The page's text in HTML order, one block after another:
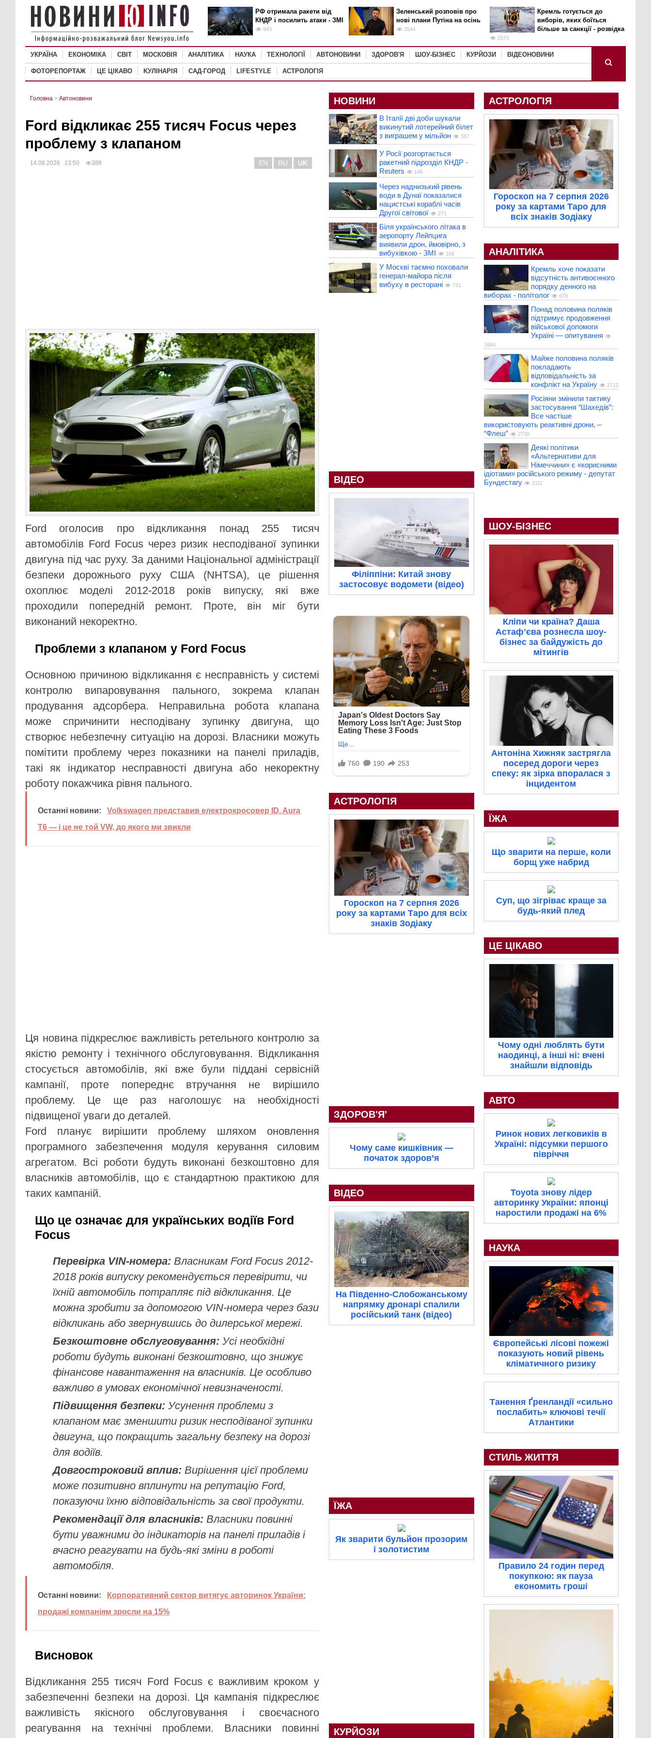
РФ отримала ракети від
КНДР і посилить атаки - ЗМІ
943
Зеленський розповів про
нові плани Путіна на осінь
2544
Кремль готується до
виборів, яких боїться
більше за санкції - розвідка
2570
УКРАЇНА ЕКОНОМІКА СВІТ MОСКОВІЯ АНАЛІТИКА НАУКА ТЕХНОЛОГІЇ АВТОНОВИНИ ЗДОРОВ'Я ШОУ-БІЗНЕС КУРЙОЗИ ВІДЕОНОВИНИ
ФОТОРЕПОРТАЖ ЦЕ ЦІКАВО KУЛІНАРІЯ САД-ГОРОД LIFESTYLE АСТРОЛОГІЯ
Головна > Автоновини
Ford відкликає 255 тисяч Focus через
проблему з клапаном
14.06.2026 13:50 388 EN RU UK
Ford оголосив про відкликання понад 255 тисяч
автомобілів Ford Focus через ризик несподіваної зупинки
двигуна під час руху. За даними Національної адміністрації
безпеки дорожнього руху США (NHTSA), це рішення
охоплює моделі 2012-2018 років випуску, які вже
проходили попередній ремонт. Проте, він міг бути
виконаний некоректно.
Проблеми з клапаном у Ford Focus
Основною причиною відкликання є несправність у системі
контролю випаровування пального, зокрема клапан
продування адсорбера. Неправильна робота клапана
може спричинити несподівану зупинку двигуна, що
створює небезпечну ситуацію на дорозі. Власники можуть
помітити проблему через показники на панелі приладів,
такі як індикатор несправності двигуна або некоректну
роботу покажчика рівня пального.
Останні новини:
Volkswagen представив електрокросовер ID. Aura
T6 — і це не той VW, до якого ми звикли
Ця новина підкреслює важливість ретельного контролю за
якістю ремонту і технічного обслуговування. Відкликання
стосується автомобілів, які вже були піддані сервісній
кампанії, проте попереднє втручання не вирішило
проблему. Це ще раз наголошує на необхідності
підвищеної уваги до деталей.
Ford планує вирішити проблему шляхом оновлення
програмного забезпечення модуля керування силовим
агрегатом. Всі роботи будуть виконані безкоштовно для
власників автомобілів, що є стандартною практикою для
таких кампаній.
Що це означає для українських водіїв Ford
Focus
Перевірка VIN-номера: Власникам Ford Focus 2012-
2018 років випуску рекомендується перевірити, чи
їхній автомобіль потрапляє під відкликання. Це
можна зробити за допомогою VIN-номера через бази
відкликань або звернувшись до дилерської мережі.
Безкоштовне обслуговування: Усі необхідні
роботи будуть виконані безкоштовно, що знижує
фінансове навантаження на власників. Це особливо
важливо в умовах економічної невизначеності.
Підвищення безпеки: Усунення проблеми з
клапаном має зменшити ризик несподіваної зупинки
двигуна, що покращить загальну безпеку на дорозі
для водіїв.
Довгостроковий вплив: Вирішення цієї проблеми
може позитивно вплинути на репутацію Ford,
показуючи їхню відповідальність за свої продукти.
Рекомендації для власників: Власники повинні
бути уважними до індикаторів на панелі приладів і
вчасно реагувати на будь-які зміни в роботі
автомобіля.
Останні новини:
Корпоративний сектор витягує авторинок України:
продажі компаніям зросли на 15%
Висновок
Відкликання 255 тисяч Ford Focus є важливим кроком у
забезпеченні безпеки на дорозі. Ця кампанія підкреслює
важливість якісного обслуговування і своєчасного
реагування на технічні проблеми. Власники повинні
НОВИНИ
В Італії дві доби шукали
викинутий лотерейний білет
з виграшем у мільйон
387
У Росії розгортається
ракетний підрозділ КНДР -
Reuters
146
Через наднизький рівень
води в Дунаї показалися
нацистські кораблі часів
Другої світової
271
Біля українського літака в
аеропорту Лейпцига
виявили дрон, ймовірно, з
вибухівкою - ЗМІ
166
У Москві таємно поховали
генерал-майора після
вибуху в ресторані
731
ВІДЕО
Філіппіни: Китай знову
застосовує водомети (відео)
АСТРОЛОГІЯ
Гороскоп на 7 серпня 2026
року за картами Таро для всіх
знаків Зодіаку
ЗДОРОВ'Я'
Чому саме кишківник —
початок здоров’я
ВІДЕО
На Південно-Слобожанському
напрямку дронарі спалили
російський танк (відео)
ЇЖА
Як зварити бульйон прозорим
і золотистим
КУРЙОЗИ
АСТРОЛОГІЯ
Гороскоп на 7 серпня 2026
року за картами Таро для
всіх знаків Зодіаку
АНАЛІТИКА
Кремль хоче показати
відсутність антивоєнного
порядку денного на
виборах - політолог
678
Понад половина поляків
підтримує продовження
військової допомоги
Україні — опитування
1684
Майже половина поляків
покладають
відповідальність за
конфлікт на Україну
2712
Росіяни змінили тактику
застосування “Шахедів”:
Все частіше
використовують реактивні дрони, –
“Флеш”
2738
Деякі політики
«Альтернативи для
Німеччини» є «корисними
ідіотами» російського режиму - депутат
Бундестагу
2111
ШОУ-БІЗНЕС
Кліпи чи країна? Даша
Астафʼєва рознесла шоу-
бізнес за байдужість до
мітингів
Антоніна Хижняк застрягла
посеред дороги через
спеку: як зірка впоралася з
інцидентом
ЇЖА
Що зварити на перше, коли
борщ уже набрид
Суп, що зігріває краще за
будь-який плед
ЦЕ ЦІКАВО
Чому одні люблять бути
наодинці, а інші ні: вчені
знайшли відповідь
АВТО
Ринок нових легковиків в
Україні: підсумки першого
півріччя
Toyota знову лідер
авторинку України: японці
наростили продажі на 6%
НАУКА
Європейські лісові пожежі
показують новий рівень
кліматичного ризику
Танення Ґренландії «сильно
послабить» ключові течії
Атлантики
СТИЛЬ ЖИТТЯ
Правило 24 годин перед
покупкою: як пауза
економить гроші